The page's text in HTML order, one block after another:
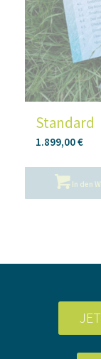
Standard
1.899,00€
In den